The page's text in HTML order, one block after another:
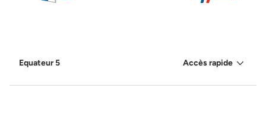
Equateur 5 Accès rapide